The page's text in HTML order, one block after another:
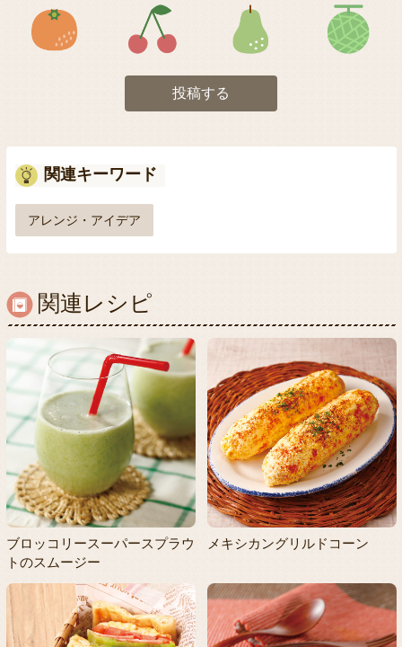
アイコン5 アイコン6 アイコン7
投稿する
関連キーワード
アレンジ・アイデア
関連レシピ
ブロッコリースーパースプラウ
トのスムージー
メキシカングリルドコーン